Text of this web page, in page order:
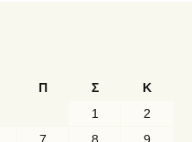
Π Σ
Κ
1
2
7 8
9